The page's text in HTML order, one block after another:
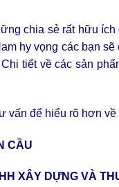
chia sẻ rất hữu
hy vọng các bạn
Chi tiết về các sản
vấn để hiểu rõ hơn
CẦU
XÂY DỰNG VÀ